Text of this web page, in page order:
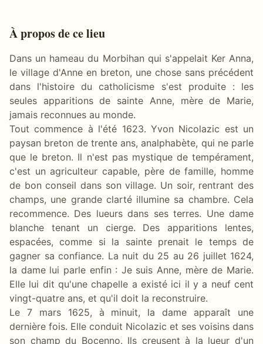
À propos de ce lieu
Dans un hameau du Morbihan qui s'appelait Ker Anna,
le village d'Anne en breton, une chose sans précédent
dans l'histoire du catholicisme s'est produite : les
seules apparitions de sainte Anne, mère de Marie,
jamais reconnues au monde.
Tout commence à l'été 1623. Yvon Nicolazic est un
paysan breton de trente ans, analphabète, qui ne parle
que le breton. Il n'est pas mystique de tempérament,
c'est un agriculteur capable, père de famille, homme
de bon conseil dans son village. Un soir, rentrant des
champs, une grande clarté illumine sa chambre. Cela
recommence. Des lueurs dans ses terres. Une dame
blanche tenant un cierge. Des apparitions lentes,
espacées, comme si la sainte prenait le temps de
gagner sa confiance. La nuit du 25 au 26 juillet 1624,
la dame lui parle enfin : Je suis Anne, mère de Marie.
Elle lui dit qu'une chapelle a existé ici il y a neuf cent
vingt-quatre ans, et qu'il doit la reconstruire.
Le 7 mars 1625, à minuit, la dame apparaît une
dernière fois. Elle conduit Nicolazic et ses voisins dans
son champ du Bocenno. Ils creusent à la lueur d'un